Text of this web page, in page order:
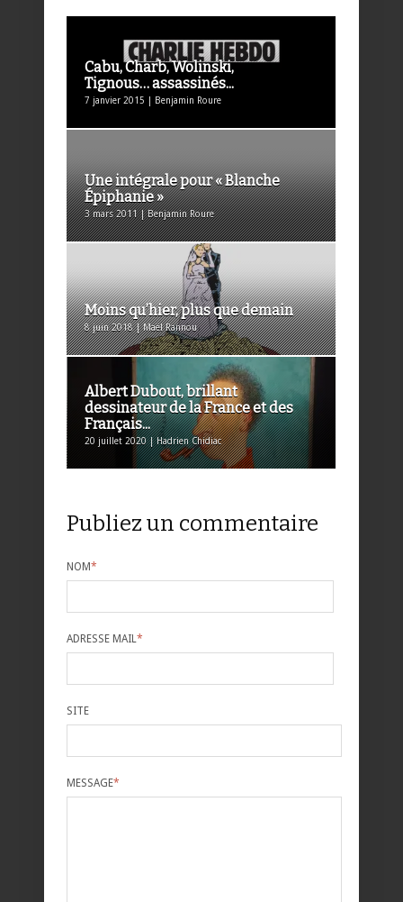
Cabu, Charb, Wolinski,
Tignous… assassinés...
7 janvier 2015 | Benjamin Roure
Une intégrale pour « Blanche
Épiphanie »
3 mars 2011 | Benjamin Roure
Moins qu’hier, plus que demain
8 juin 2018 | Maël Rannou
Albert Dubout, brillant
dessinateur de la France et des
Français...
20 juillet 2020 | Hadrien Chidiac
Publiez un commentaire
NOM*
ADRESSE MAIL *
SITE
MESSAGE*